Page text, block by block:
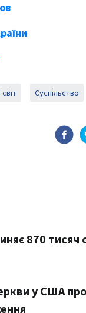
Суспільство
870
у США